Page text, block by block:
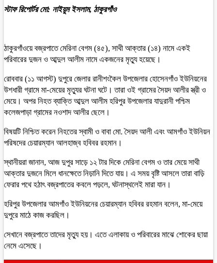
স্টাফ রিপোর্টর মো: নাইয়ুম ইসলাম, ঠাকুরগাঁও
ঠাকুরগাঁওয়ে বজ্রপাতে মেরিনা বেগম (৪৫), সাথী আক্তার (১৪) নামে একই
পরিবারের দুজন ও আব্দুল আলীম নামে একজনের মৃত্যু হয়েছে।
রোববার (১১ আগস্ট) দুপুরে জেলার রানীশংকৈল উপজেলার হোসেনগাঁও ইউনিয়নের
উশধারী গ্রামে মা-মেয়ের মৃত্যুর ঘটনা ঘটে। তারা ওই গ্রামের সৈয়দ আলীর স্ত্রী ও
মেয়ে। অপর নিহত ব্যাক্তি আব্দুল আলীম হরিপুর উপজেলার যাদুরানী পশ্চিম
কলেজপাড়া গ্রামের নওশাদ আলীর ছেলে।
বিষয়টি নিশ্চিত করেন নিহতের স্বামী ও বাবা মো. সৈয়দ আলী এবং আমগাঁও ইউনিয়ন
পরিষদের চেয়ারম্যান আলহাজ্ব হবিবর রহমান।
স্থানীয়রা জানান, আজ দুপুর সাড়ে ১২ টার দিকে মেরিনা বেগম ও তার মেয়ে সাথী
আক্তার দুজনে মিলে ধানক্ষেতে নিড়ানি দিতে যায়। এ সময় বৃষ্টি আসলে তারা বাড়ি
ফেরার পথে হঠাৎ বজ্রপাতের কবলে পড়লে, ঘটনাস্থলেই মারা যান।
হরিপুর উপজেলার আমগাঁও ইউনিয়নের চেয়ারম্যান হবিবর রহমান বলেন, মা-মেয়ে
দুপুরে মাঠে কাজ করছিল।
সেখানে বজ্রপাতে তাদের মৃত্যু হয়। এতে এলাকায় ও পরিবারের মাঝে শোকের ছায়া
নেমে এসেছে।